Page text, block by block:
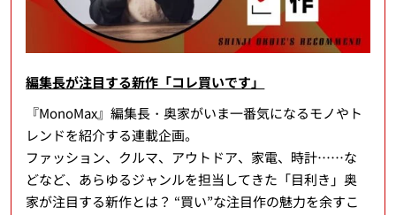
編集長が注目する新作「コレ買いです」
『MonoMax』編集長・奥家がいま一番気になるモノやト
レンドを紹介する連載企画。
ファッション、クルマ、アウトドア、家電、時計……な
どなど、あらゆるジャンルを担当してきた「目利き」奥
家が注目する新作とは？ “買い”な注目作の魅力を余すこ